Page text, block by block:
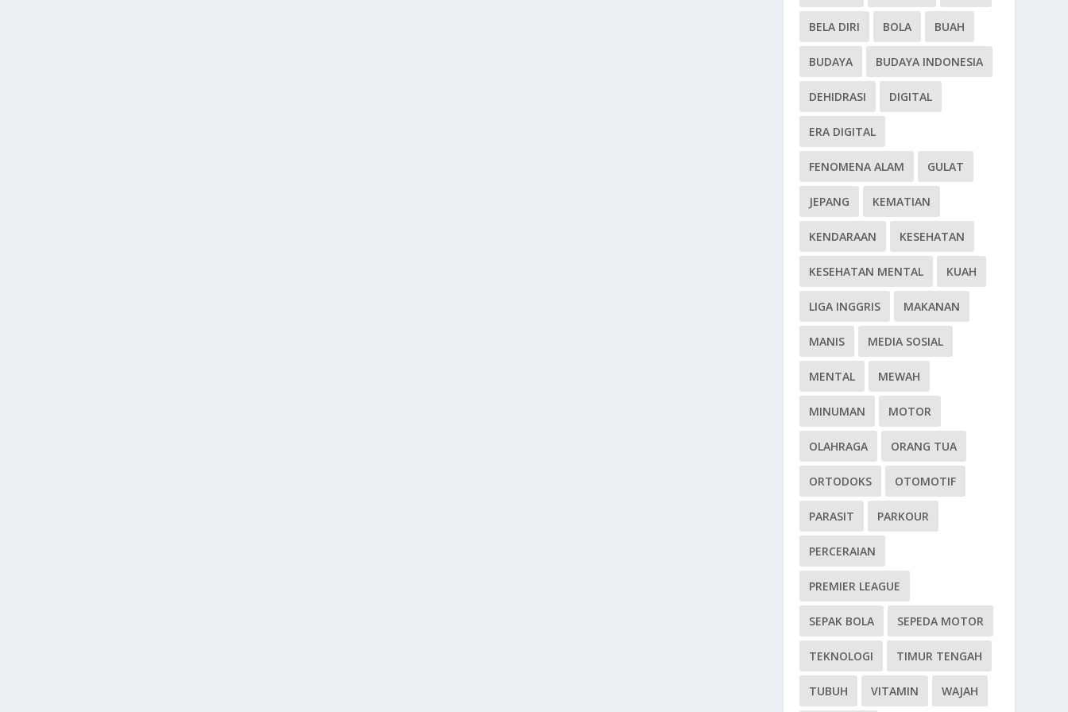
BELA DIRI BOLA BUAH
BUDAYA BUDAYA INDONESIA
DEHIDRASI DIGITAL
ERA DIGITAL
FENOMENA ALAM GULAT
JEPANG KEMATIAN
KENDARAAN KESEHATAN
KESEHATAN MENTAL KUAH
LIGA INGGRIS MAKANAN
MANIS MEDIA SOSIAL
MENTAL MEWAH
MINUMAN MOTOR
OLAHRAGA ORANG TUA
ORTODOKS OTOMOTIF
PARASIT PARKOUR
PERCERAIAN
PREMIER LEAGUE
SEPAK BOLA SEPEDA MOTOR
TEKNOLOGI TIMUR TENGAH
TUBUH VITAMIN WAJAH